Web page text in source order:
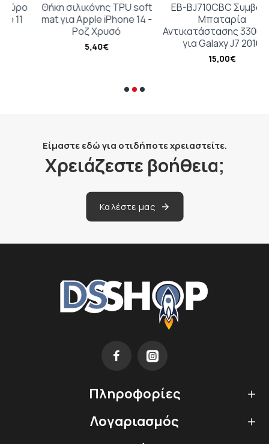
Θήκη σιλικόνης TPU soft
mat για Apple iPhone 14 -
Ροζ Χρυσό
5,40€
EB-BJ710CBC Συμβατή
Μπαταρία
Αντικατάστασης 3300mAh
για Galaxy J7 2016
15,00€
Είμαστε εδώ για οτιδήποτε χρειαστείτε.
Χρειάζεστε βοήθεια;
Καλέστε μας
Πληροφορίες
Λογαριασμός